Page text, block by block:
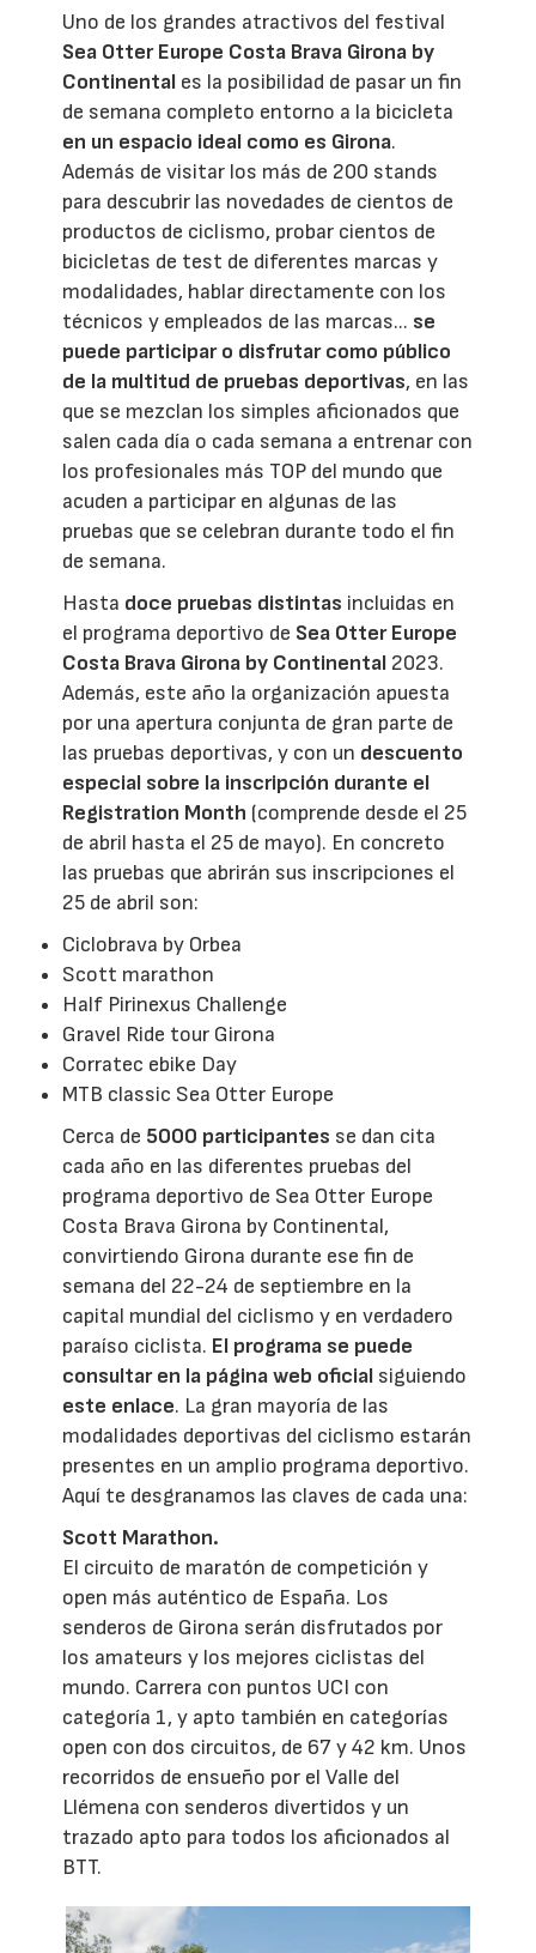
Uno de los grandes atractivos del festival
Sea Otter Europe Costa Brava Girona by
Continental es la posibilidad de pasar un fin
de semana completo entorno a la bicicleta
en un espacio ideal como es Girona.
Además de visitar los más de 200 stands
para descubrir las novedades de cientos de
productos de ciclismo, probar cientos de
bicicletas de test de diferentes marcas y
modalidades, hablar directamente con los
técnicos y empleados de las marcas... se
puede participar o disfrutar como público
de la multitud de pruebas deportivas, en las
que se mezclan los simples aficionados que
salen cada día o cada semana a entrenar con
los profesionales más TOP del mundo que
acuden a participar en algunas de las
pruebas que se celebran durante todo el fin
de semana.
Hasta doce pruebas distintas incluidas en
el programa deportivo de Sea Otter Europe
Costa Brava Girona by Continental 2023.
Además, este año la organización apuesta
por una apertura conjunta de gran parte de
las pruebas deportivas, y con un descuento
especial sobre la inscripción durante el
Registration Month (comprende desde el 25
de abril hasta el 25 de mayo). En concreto
las pruebas que abrirán sus inscripciones el
25 de abril son:
Ciclobrava by Orbea
Scott marathon
Half Pirinexus Challenge
Gravel Ride tour Girona
Corratec ebike Day
MTB classic Sea Otter Europe
Cerca de 5000 participantes se dan cita
cada año en las diferentes pruebas del
programa deportivo de Sea Otter Europe
Costa Brava Girona by Continental,
convirtiendo Girona durante ese fin de
semana del 22-24 de septiembre en la
capital mundial del ciclismo y en verdadero
paraíso ciclista. El programa se puede
consultar en la página web oficial siguiendo
este enlace. La gran mayoría de las
modalidades deportivas del ciclismo estarán
presentes en un amplio programa deportivo.
Aquí te desgranamos las claves de cada una:
Scott Marathon.
El circuito de maratón de competición y
open más auténtico de España. Los
senderos de Girona serán disfrutados por
los amateurs y los mejores ciclistas del
mundo. Carrera con puntos UCI con
categoría 1, y apto también en categorías
open con dos circuitos, de 67 y 42 km. Unos
recorridos de ensueño por el Valle del
Llémena con senderos divertidos y un
trazado apto para todos los aficionados al
BTT.